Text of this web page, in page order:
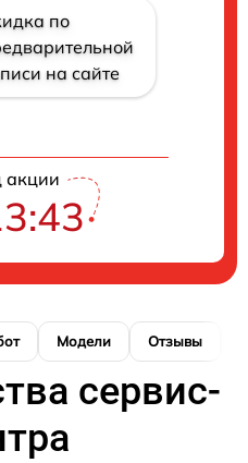
по
на сайте
акции
Модели Отзывы
сервис-